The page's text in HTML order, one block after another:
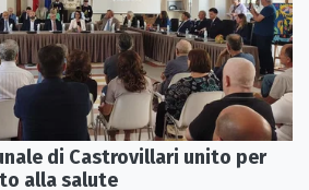
di Castrovillari unito per
alla salute